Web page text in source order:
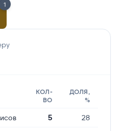
1
КОЛ-
ВО
ДОЛЯ,
%
5 28